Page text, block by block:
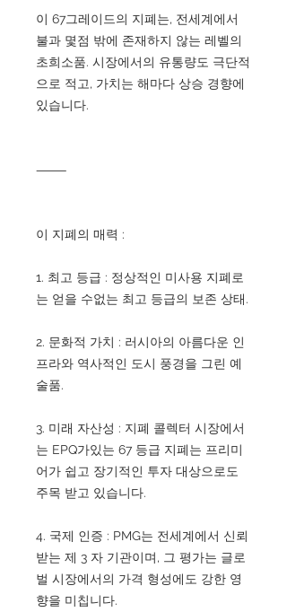
이 67그레이드의 지폐는, 전세계에서
불과 몇점 밖에 존재하지 않는 레벨의
초희소품. 시장에서의 유통량도 극단적
으로 적고, 가치는 해마다 상승 경향에
있습니다.
⸻
이 지폐의 매력 :
1. 최고 등급 : 정상적인 미사용 지폐로
는 얻을 수없는 최고 등급의 보존 상태.
2. 문화적 가치 : 러시아의 아름다운 인
프라와 역사적인 도시 풍경을 그린 예
술품.
3. 미래 자산성 : 지폐 콜렉터 시장에서
는 EPQ가있는 67 등급 지폐는 프리미
어가 쉽고 장기적인 투자 대상으로도
주목 받고 있습니다.
4. 국제 인증 : PMG는 전세계에서 신뢰
받는 제 3 자 기관이며, 그 평가는 글로
벌 시장에서의 가격 형성에도 강한 영
향을 미칩니다.